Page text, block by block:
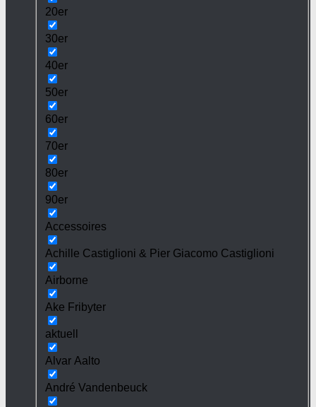
20er
30er
40er
50er
60er
70er
80er
90er
Accessoires
Achille Castiglioni & Pier Giacomo Castiglioni
Airborne
Ake Fribyter
aktuell
Alvar Aalto
André Vandenbeuck